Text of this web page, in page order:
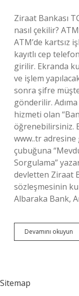
Ziraat Bankası
nasıl çekilir?
ATM’de kartsız
kayıtlı cep
girilir. Ekranda
ve işlem
sonra şifre
gönderilir. Adıma
hizmeti olan
öğrenebilirsiniz.
www..tr
çubuğuna
Sorgulama”
devletten Ziraat
sözleşmesinin
Albaraka Bank,
Devamını okuyun
Sitemap